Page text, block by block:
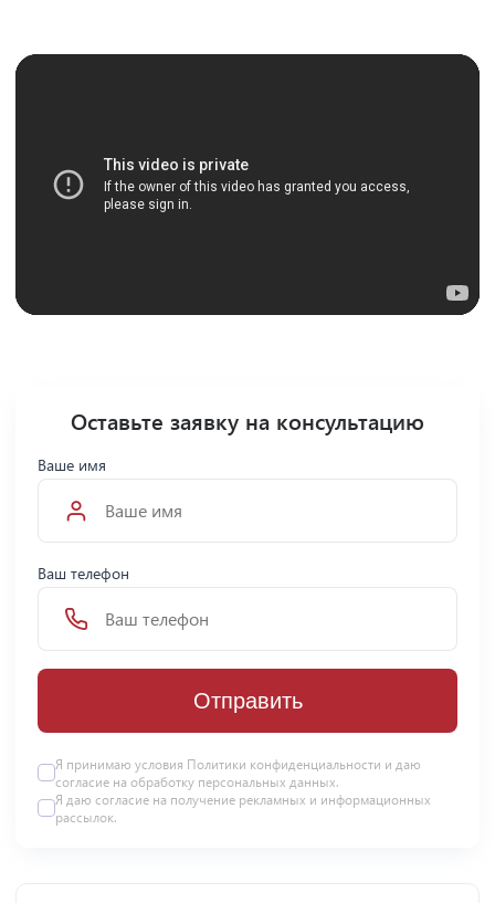
Оставьте заявку на консультацию
Ваше имя
Ваш телефон
Отправить
Я принимаю условия Политики конфиденциальности и даю
согласие на обработку персональных данных.
Я даю согласие на получение рекламных и информационных
рассылок.